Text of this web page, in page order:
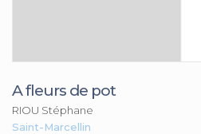
A fleurs de pot
RIOU Stéphane
Saint-Marcellin